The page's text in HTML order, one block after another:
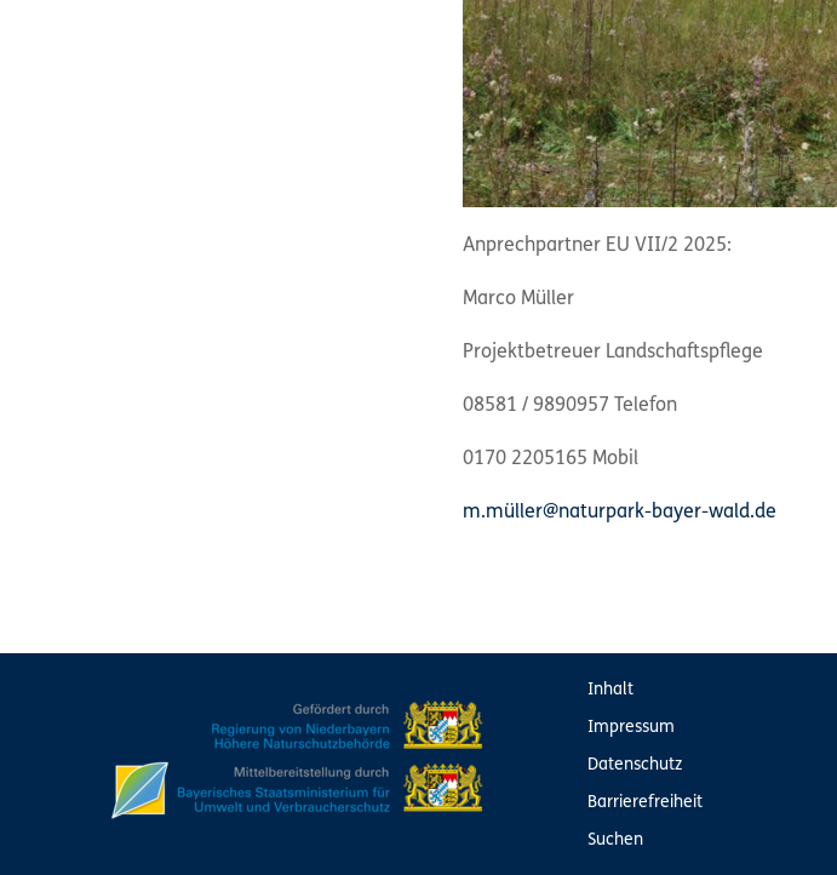
Anprechpartner EU VII/2 2025:
Marco Müller
Projektbetreuer Landschaftspflege
08581 / 9890957 Telefon
0170 2205165 Mobil
m.müller@naturpark-bayer-wald.de
Inhalt
Impressum
Datenschutz
Barrierefreiheit
Suchen